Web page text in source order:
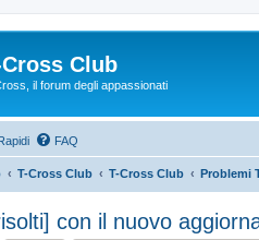
Club
il forum degli appassionati
FAQ
T-Cross Club T-Cross Club Problemi
con il nuovo